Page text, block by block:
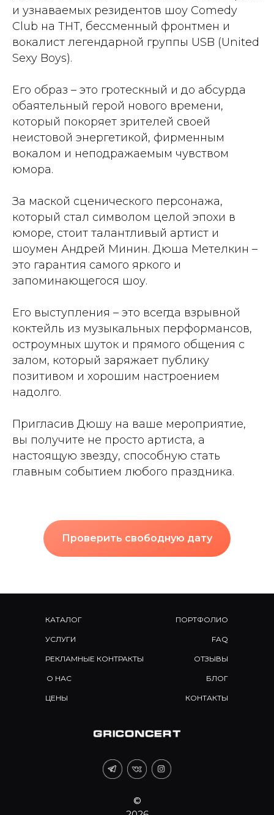
и узнаваемых резидентов шоу Comedy
Club на ТНТ, бессменный фронтмен и
вокалист легендарной группы USB (United
Sexy Boys).
Его образ – это гротескный и до абсурда
обаятельный герой нового времени,
который покоряет зрителей своей
неистовой энергетикой, фирменным
вокалом и неподражаемым чувством
юмора.
За маской сценического персонажа,
который стал символом целой эпохи в
юморе, стоит талантливый артист и
шоумен Андрей Минин. Дюша Метелкин –
это гарантия самого яркого и
запоминающегося шоу.
Его выступления – это всегда взрывной
коктейль из музыкальных перформансов,
остроумных шуток и прямого общения с
залом, который заряжает публику
позитивом и хорошим настроением
надолго.
Пригласив Дюшу на ваше мероприятие,
вы получите не просто артиста, а
настоящую звезду, способную стать
главным событием любого праздника.
Проверить свободную дату
©
РЕКЛАМНЫЕ КОНТРАКТЫ
КАТАЛОГ
УСЛУГИ
О НАС
ПОРТФОЛИО
FAQ
ОТЗЫВЫ
БЛОГ
ЦЕНЫ КОНТАКТЫ